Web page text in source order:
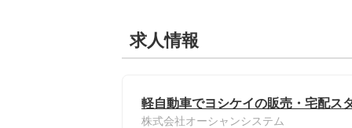
求人情報
軽自動車でヨシケイの販売・宅配ス
株式会社オーシャンシステム